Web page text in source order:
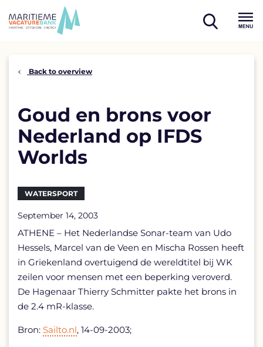
open
Back to overview
Goud en brons voor
Nederland op IFDS
Worlds
WATERSPORT
September 14, 2003
ATHENE – Het Nederlandse Sonar-team van Udo
Hessels, Marcel van de Veen en Mischa Rossen heeft
in Griekenland overtuigend de wereldtitel bij WK
zeilen voor mensen met een beperking veroverd.
De Hagenaar Thierry Schmitter pakte het brons in
de 2.4 mR-klasse.
Bron: Sailto.nl, 14-09-2003;